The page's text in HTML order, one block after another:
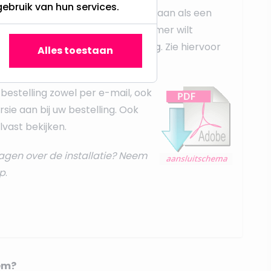
sluit u op dezelfde manier aan als een
meerdere spots achter één dimmer wilt
middels eenparallel schakeling. Zie hiervoor
zowel per e-mail, ook
aan bij uw bestelling. Ook
bekijken.
over de installatie? Neem
.
van hun services.
Alles toestaan